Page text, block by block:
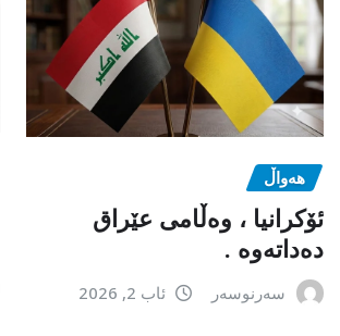
هەواڵ
ئۆکرانیا ، وەڵامی عێراق
دەداتەوە .
سەرنوسەر ئاب 2, 2026